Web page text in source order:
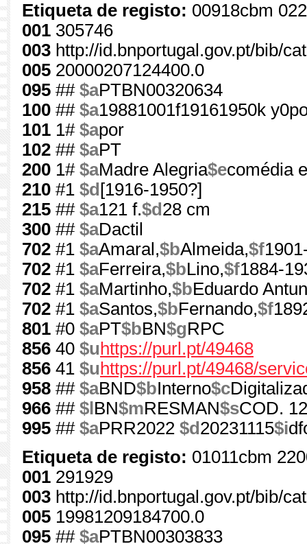
Etiqueta de registo: 00918cbm
001 305746
003 http://id.bnportugal.gov.pt/bib/
005 20000207124400.0
095 ## $aPTBN00320634
100 ## $a19881001f19161950k
101 1# $apor
102 ## $aPT
200 1# $aMadre Alegria$ecomédia
210 #1 $d [1916-1950?]
215 ## $a121 f.$d 28 cm
300 ## $aDactil
702 #1 $aAmaral,$bAlmeida,$f
702 #1 $aFerreira,$bLino,$f1884-
702 #1 $aMartinho,$bEduardo
702 #1 $aSantos,$bFernando,$f
801 #0 $aPT$bBN$gRPC
856 40 $u https://purl.pt/49468
856 41 $u https://purl.pt/49468/
958 ## $aBND$bInterno$c
966 ## $l BN$mRESMAN$sCOD.
995 ## $aPRR2022 $d 20231115$i
Etiqueta de registo: 01011cbm
001 291929
003 http://id.bnportugal.gov.pt/bib/
005 19981209184700.0
095 ## $aPTBN00303833